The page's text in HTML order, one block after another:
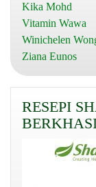
Kika Mohd
Vitamin Wawa
Winichelen
Ziana Eunos
RESEPI